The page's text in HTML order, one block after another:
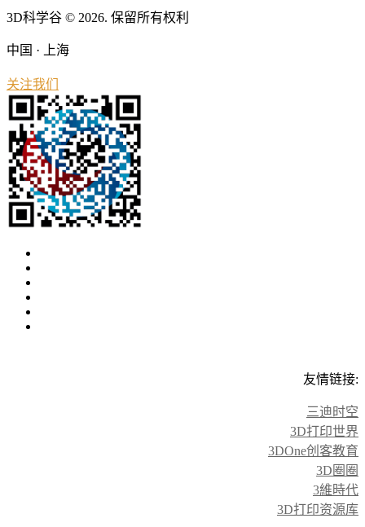
3D科学谷 © 2026. 保留所有权利
中国 · 上海
关注我们
友情链接:
三迪时空
3D打印世界
3DOne创客教育
3D圈圈
3維時代
3D打印资源库